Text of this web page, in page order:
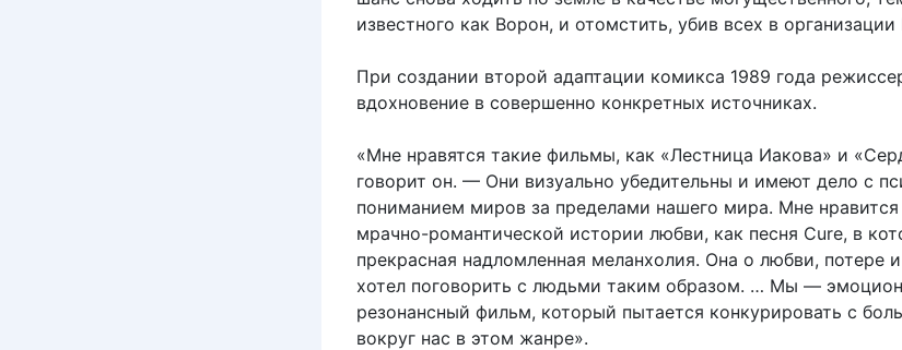
известного как Ворон, и отомстить, убив всех в организации
При создании второй адаптации комикса 1989 года
вдохновение в совершенно конкретных источниках.
«Мне нравятся такие фильмы, как «Лестница Иакова» и
говорит он. — Они визуально убедительны и имеют дело с
пониманием миров за пределами нашего мира. Мне нравится
мрачно-романтической истории любви, как песня Cure, в
прекрасная надломленная меланхолия. Она о любви, потере
хотел поговорить с людьми таким образом. … Мы —
резонансный фильм, который пытается конкурировать с
вокруг нас в этом жанре».